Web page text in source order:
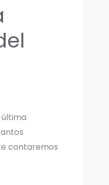
última
contaremos